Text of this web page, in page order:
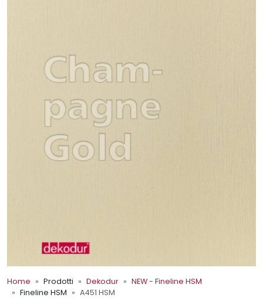
Home Prodotti Dekodur
NEW - Fineline HSM
Fineline HSM
A451 HSM